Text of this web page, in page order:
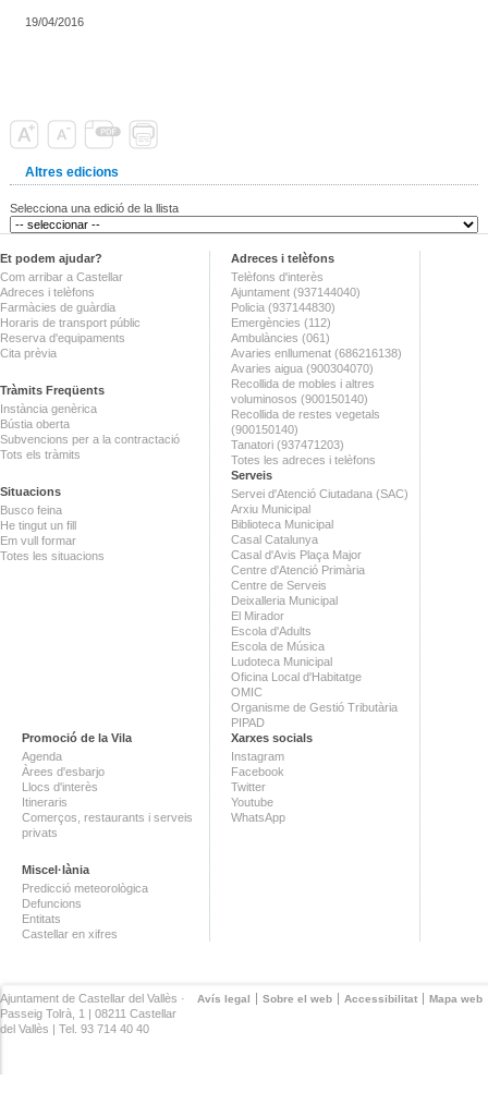
19/04/2016
Altres edicions
Selecciona una edició de la llista
Et podem ajudar?
Com arribar a Castellar
Adreces i telèfons
Farmàcies de guàrdia
Horaris de transport públic
Reserva d'equipaments
Cita prèvia
Tràmits Freqüents
Instància genèrica
Bústia oberta
Subvencions per a la contractació
Tots els tràmits
Situacions
Busco feina
He tingut un fill
Em vull formar
Totes les situacions
Adreces i telèfons
Telèfons d'interès
Ajuntament (937144040)
Policia (937144830)
Emergències (112)
Ambulàncies (061)
Avaries enllumenat (686216138)
Avaries aigua (900304070)
Recollida de mobles i altres
voluminosos (900150140)
Recollida de restes vegetals
(900150140)
Tanatori (937471203)
Totes les adreces i telèfons
Serveis
Servei d'Atenció Ciutadana (SAC)
Arxiu Municipal
Biblioteca Municipal
Casal Catalunya
Casal d'Avis Plaça Major
Centre d'Atenció Primària
Centre de Serveis
Deixalleria Municipal
El Mirador
Escola d'Adults
Escola de Música
Ludoteca Municipal
Oficina Local d'Habitatge
OMIC
Organisme de Gestió Tributària
PIPAD
Promoció de la Vila
Agenda
Àrees d'esbarjo
Llocs d'interès
Itineraris
Comerços, restaurants i serveis
privats
Miscel·lània
Predicció meteorològica
Defuncions
Entitats
Castellar en xifres
Xarxes socials
Instagram
Facebook
Twitter
Youtube
WhatsApp
Avís legal Sobre el web Accessibilitat Mapa web
Ajuntament de Castellar del Vallès ·
Passeig Tolrà, 1 | 08211 Castellar
del Vallès | Tel. 93 714 40 40